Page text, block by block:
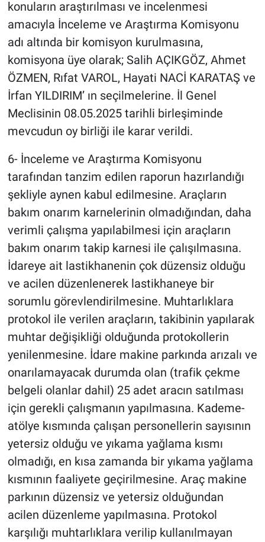
konuların araştırılması ve incelenmesi
amacıyla İnceleme ve Araştırma Komisyonu
adı altında bir komisyon kurulmasına,
komisyona üye olarak; Salih AÇIKGÖZ, Ahmet
ÖZMEN, Rıfat VAROL, Hayati NACİ KARATAŞ ve
İrfan YILDIRIM’ ın seçilmelerine. İl Genel
Meclisinin 08.05.2025 tarihli birleşiminde
mevcudun oy birliği ile karar verildi.
6- İnceleme ve Araştırma Komisyonu
tarafından tanzim edilen raporun hazırlandığı
şekliyle aynen kabul edilmesine. Araçların
bakım onarım karnelerinin olmadığından, daha
verimli çalışma yapılabilmesi için araçların
bakım onarım takip karnesi ile çalışılmasına.
İdareye ait lastikhanenin çok düzensiz olduğu
ve acilen düzenlenerek lastikhaneye bir
sorumlu görevlendirilmesine. Muhtarlıklara
protokol ile verilen araçların, takibinin yapılarak
muhtar değişikliği olduğunda protokollerin
yenilenmesine. İdare makine parkında arızalı ve
onarılamayacak durumda olan (trafik çekme
belgeli olanlar dahil) 25 adet aracın satılması
için gerekli çalışmanın yapılmasına. Kademe-
atölye kısmında çalışan personellerin sayısının
yetersiz olduğu ve yıkama yağlama kısmı
olmadığı, en kısa zamanda bir yıkama yağlama
kısmının faaliyete geçirilmesine. Araç makine
parkının düzensiz ve yetersiz olduğundan
acilen düzenleme yapılmasına. Protokol
karşılığı muhtarlıklara verilip kullanılmayan